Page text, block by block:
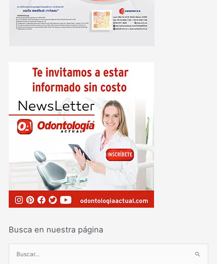
Busca en nuestra página